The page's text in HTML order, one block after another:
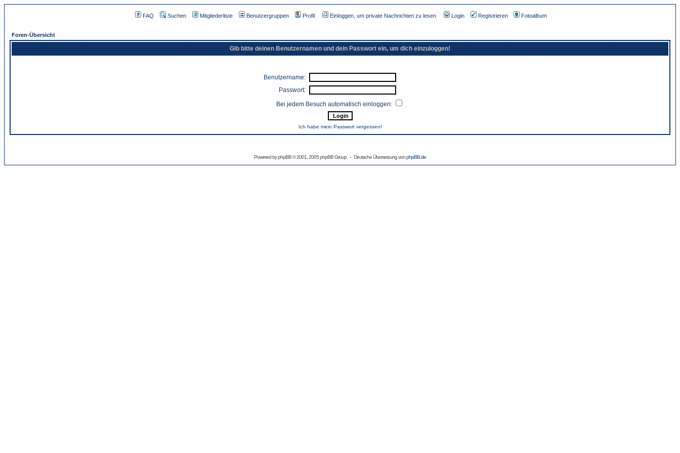
FAQ Suchen Mitgliederliste Benutzergruppen Profil Einloggen, um private Nachrichten zu lesen Login Registrieren Fotoalbum
Foren-Übersicht
Gib bitte deinen Benutzernamen und dein Passwort ein, um dich einzuloggen!
Benutzername:
Passwort:
Bei jedem Besuch automatisch einloggen:
Ich habe mein Passwort vergessen!
Powered byphpBB© 2001, 2005 phpBB Group - Deutsche Übersetzung vonphpBB.de